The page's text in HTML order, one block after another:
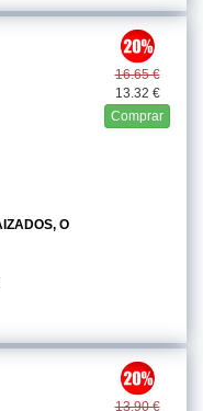
16.65 €
13.32 €
Comprar
O
13.90 €